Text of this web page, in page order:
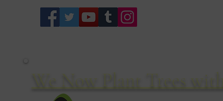
We Now Plant Trees